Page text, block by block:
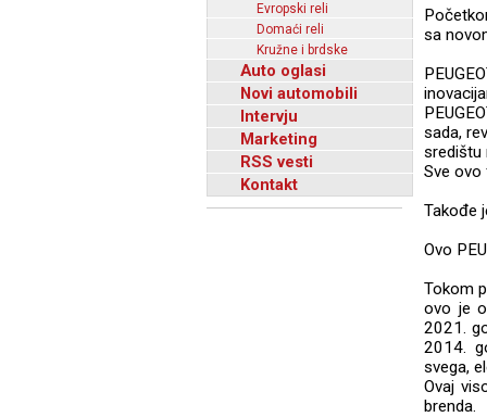
Evropski reli
Domaći reli
Kružne i brdske
Auto oglasi
Novi automobili
Intervju
Marketing
RSS vesti
Kontakt
sa
sada,
središtu
Sve ovo
Takođe
Ovo
Tokom
ovo je
2021.
2014.
svega,
Ovaj
brenda.